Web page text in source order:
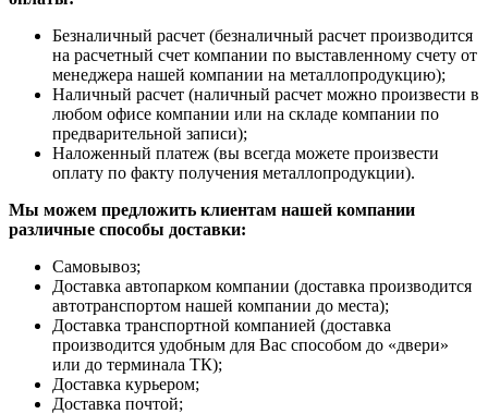
Безналичный расчет (безналичный расчет производится
на расчетный счет компании по выставленному счету от
менеджера нашей компании на металлопродукцию);
Наличный расчет (наличный расчет можно произвести в
любом офисе компании или на складе компании по
предварительной записи);
Наложенный платеж (вы всегда можете произвести
оплату по факту получения металлопродукции).
Мы можем предложить клиентам нашей компании
различные способы доставки:
Самовывоз;
Доставка автопарком компании (доставка производится
автотранспортом нашей компании до места);
Доставка транспортной компанией (доставка
производится удобным для Вас способом до «двери»
или до терминала ТК);
Доставка курьером;
Доставка почтой;